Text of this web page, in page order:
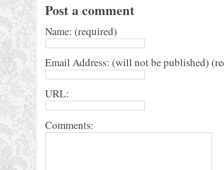
Post a comment
Name: (required)
Email Address: (will not be published)
URL:
Comments: